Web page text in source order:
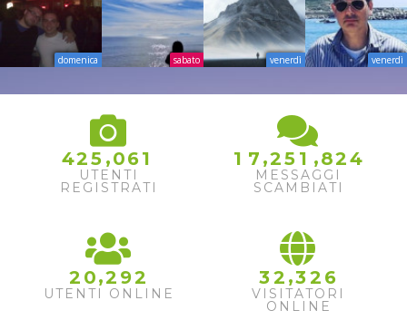
domenica sabato venerdì venerdì
425 ,061
UTENTI
REGISTRATI
1 7 ,25 1 ,824
MESSAGGI
SCAMBIATI
2 0,2 92
UTENTI ONLINE
32 ,32 6
VISITATORI
ONLINE